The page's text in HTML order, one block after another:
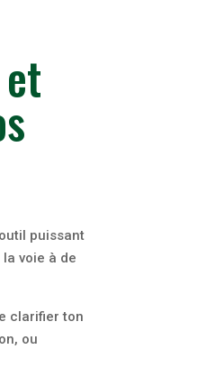
puissant
voie à de
clarifier ton
ou